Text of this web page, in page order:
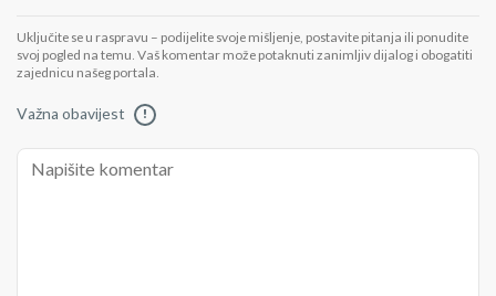
Uključite se u raspravu – podijelite svoje mišljenje, postavite pitanja ili ponudite
svoj pogled na temu. Vaš komentar može potaknuti zanimljiv dijalog i obogatiti
zajednicu našeg portala.
Važna obavijest !